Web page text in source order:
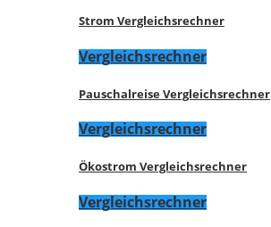
Strom Vergleichsrechner
Vergleichsrechner
Pauschalreise Vergleichsrechner
Vergleichsrechner
Ökostrom Vergleichsrechner
Vergleichsrechner